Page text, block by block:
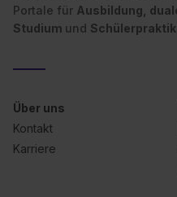
Portale für Ausbildung,
Studium und
Über uns
Kontakt
Karriere